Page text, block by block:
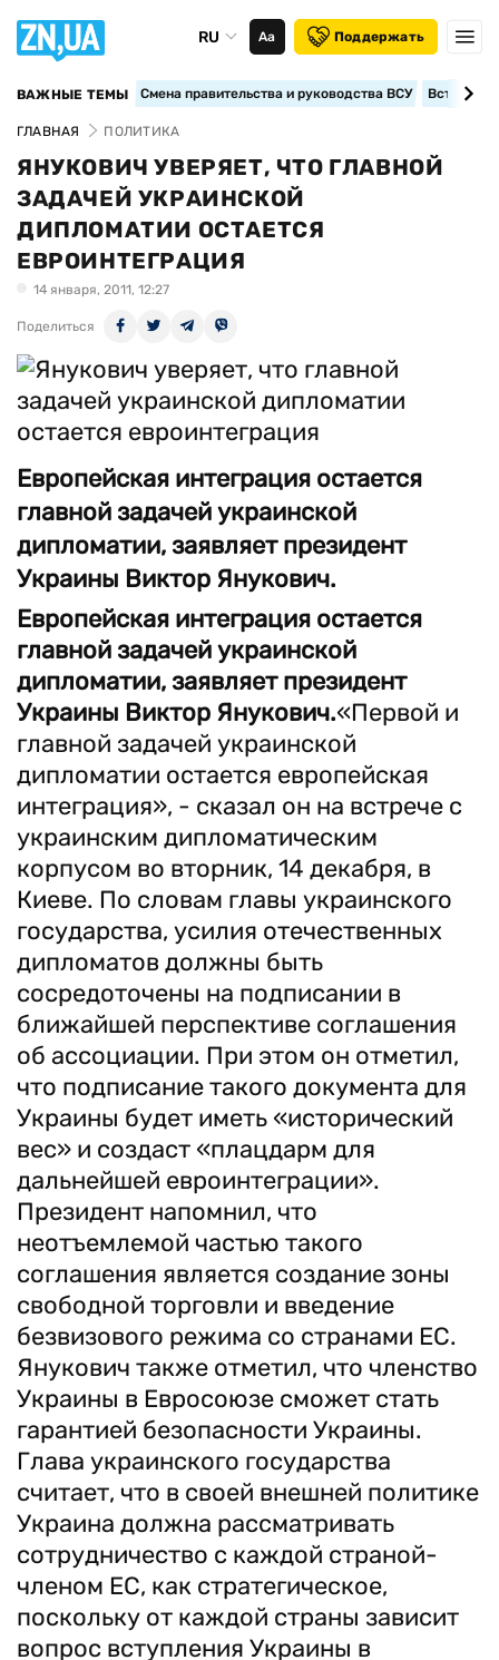
RU Аа Поддержать
ВАЖНЫЕ ТЕМЫ Смена правительства и руководства ВСУ
ГЛАВНАЯ ПОЛИТИКА
ЯНУКОВИЧ УВЕРЯЕТ, ЧТО ГЛАВНОЙ
ЗАДАЧЕЙ УКРАИНСКОЙ
ДИПЛОМАТИИ ОСТАЕТСЯ
ЕВРОИНТЕГРАЦИЯ
14 января, 2011, 12:27
Поделиться
Европейская интеграция остается
главной задачей украинской
дипломатии, заявляет президент
Украины Виктор Янукович.
Европейская интеграция остается
главной задачей украинской
дипломатии, заявляет президент
Украины Виктор Янукович.«Первой и
главной задачей украинской
дипломатии остается европейская
интеграция», - сказал он на встрече с
украинским дипломатическим
корпусом во вторник, 14 декабря, в
Киеве. По словам главы украинского
государства, усилия отечественных
дипломатов должны быть
сосредоточены на подписании в
ближайшей перспективе соглашения
об ассоциации. При этом он отметил,
что подписание такого документа для
Украины будет иметь «исторический
вес» и создаст «плацдарм для
дальнейшей евроинтеграции».
Президент напомнил, что
неотъемлемой частью такого
соглашения является создание зоны
свободной торговли и введение
безвизового режима со странами ЕС.
Янукович также отметил, что членство
Украины в Евросоюзе сможет стать
гарантией безопасности Украины.
Глава украинского государства
считает, что в своей внешней политике
Украина должна рассматривать
сотрудничество с каждой страной-
членом ЕС, как стратегическое,
поскольку от каждой страны зависит
вопрос вступления Украины в